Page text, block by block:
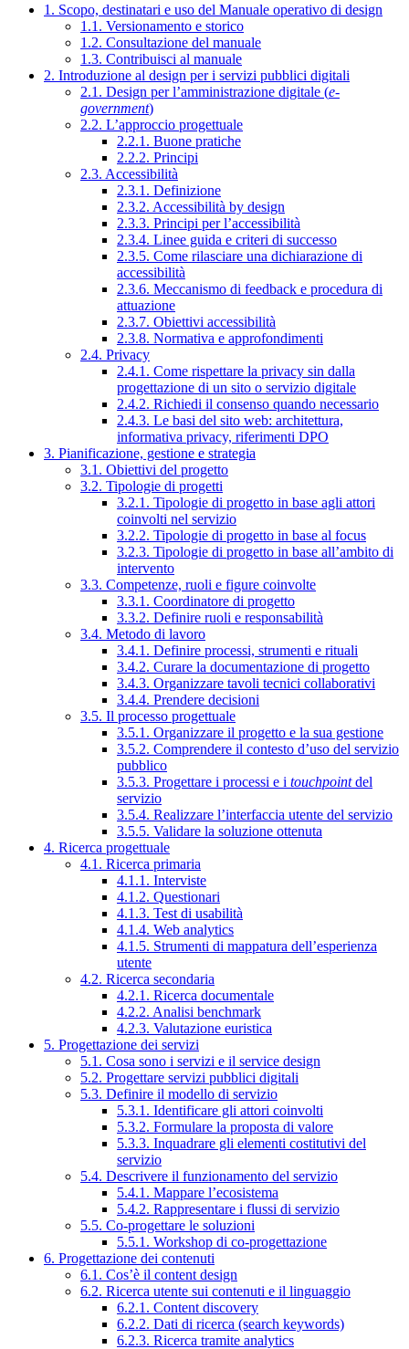
1. Scopo, destinatari e uso del Manuale operativo di design
1.1. Versionamento e storico
1.2. Consultazione del manuale
1.3. Contribuisci al manuale
2. Introduzione al design per i servizi pubblici digitali
2.1. Design per l’amministrazione digitale (e-
government)
2.2. L’approccio progettuale
2.2.1. Buone pratiche
2.2.2. Principi
2.3. Accessibilità
2.3.1. Definizione
2.3.2. Accessibilità by design
2.3.3. Principi per l’accessibilità
2.3.4. Linee guida e criteri di successo
2.3.5. Come rilasciare una dichiarazione di
accessibilità
2.3.6. Meccanismo di feedback e procedura di
attuazione
2.3.7. Obiettivi accessibilità
2.3.8. Normativa e approfondimenti
2.4. Privacy
2.4.1. Come rispettare la privacy sin dalla
progettazione di un sito o servizio digitale
2.4.2. Richiedi il consenso quando necessario
2.4.3. Le basi del sito web: architettura,
informativa privacy, riferimenti DPO
3. Pianificazione, gestione e strategia
3.1. Obiettivi del progetto
3.2. Tipologie di progetti
3.2.1. Tipologie di progetto in base agli attori
coinvolti nel servizio
3.2.2. Tipologie di progetto in base al focus
3.2.3. Tipologie di progetto in base all’ambito di
intervento
3.3. Competenze, ruoli e figure coinvolte
3.3.1. Coordinatore di progetto
3.3.2. Definire ruoli e responsabilità
3.4. Metodo di lavoro
3.4.1. Definire processi, strumenti e rituali
3.4.2. Curare la documentazione di progetto
3.4.3. Organizzare tavoli tecnici collaborativi
3.4.4. Prendere decisioni
3.5. Il processo progettuale
3.5.1. Organizzare il progetto e la sua gestione
3.5.2. Comprendere il contesto d’uso del servizio
pubblico
3.5.3. Progettare i processi e i touchpointdel
servizio
3.5.4. Realizzare l’interfaccia utente del servizio
3.5.5. Validare la soluzione ottenuta
4. Ricerca progettuale
4.1. Ricerca primaria
4.1.1. Interviste
4.1.2. Questionari
4.1.3. Test di usabilità
4.1.4. Web analytics
4.1.5. Strumenti di mappatura dell’esperienza
utente
4.2. Ricerca secondaria
4.2.1. Ricerca documentale
4.2.2. Analisi benchmark
4.2.3. Valutazione euristica
5. Progettazione dei servizi
5.1. Cosa sono i servizi e il service design
5.2. Progettare servizi pubblici digitali
5.3. Definire il modello di servizio
5.3.1. Identificare gli attori coinvolti
5.3.2. Formulare la proposta di valore
5.3.3. Inquadrare gli elementi costitutivi del
servizio
5.4. Descrivere il funzionamento del servizio
5.4.1. Mappare l’ecosistema
5.4.2. Rappresentare i flussi di servizio
5.5. Co-progettare le soluzioni
5.5.1. Workshop di co-progettazione
6. Progettazione dei contenuti
6.1. Cos’è il content design
6.2. Ricerca utente sui contenuti e il linguaggio
6.2.1. Content discovery
6.2.2. Dati di ricerca (search keywords)
6.2.3. Ricerca tramite analytics